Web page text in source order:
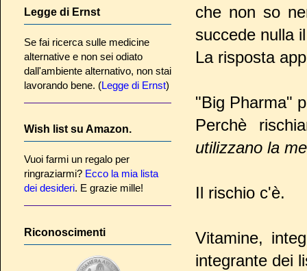
che non so
succede nulla
La risposta
"Big Pharma"
Perchè
utilizzano la
Il rischio c'è.
Vitamine,
integrante dei
Legge di Ernst
Se fai ricerca sulle medicine
alternative e non sei odiato
dall'ambiente alternativo, non stai
lavorando bene. (Legge di Ernst)
Wish list su Amazon.
Vuoi farmi un regalo per
ringraziarmi? Ecco la mia lista
dei desideri. E grazie mille!
Riconoscimenti